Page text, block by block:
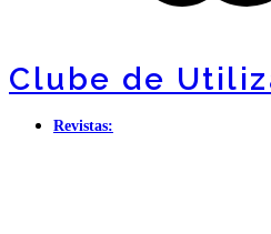
Clube de
Revistas: